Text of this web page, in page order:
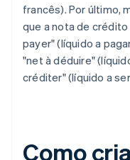
francês). Por último,
que a nota de crédito
payer" (líquido a
"net à déduire"
créditer" (líquido a
Como